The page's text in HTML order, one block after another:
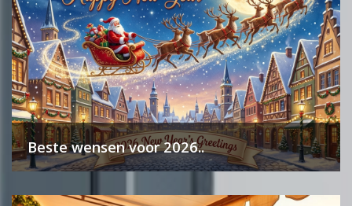
Beste wensen voor 2026..